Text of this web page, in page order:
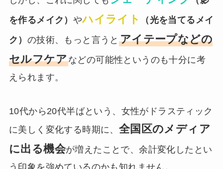
を作るメイク） やハイライト
（光を当てるメイ
ク） の技術、もっと言うと アイテープなどの
セルフケアなどの可能性というのも十分に考
えられます。
10代から20代半ばという、女性がドラスティック
に美しく変化する時期に、 全国区のメディア
に出る機会が増えたことで、余計変化したとい